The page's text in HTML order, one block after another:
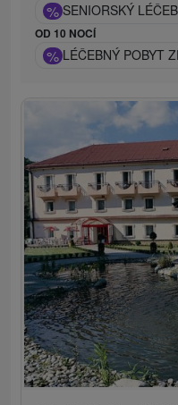
% SENIORSKÝ
OD 10 NOCÍ
% LÉČEBNÝ POBYT